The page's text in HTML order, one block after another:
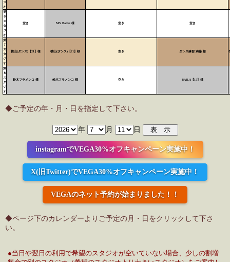
ジ
オ
第
６
ス
タ
ジ
オ
空き MY Ballet 様 空き 空き
第
７
ス
タ
ジ
オ
横山(ダンス)【21】様 横山(ダンス)【21】様 空き ダンス練習 満藤 様
第
８
ス
タ
ジ
オ
鈴木フラメンコ 様 鈴木フラメンコ 様 空き BAILA【15】様
◆ご予定の年・月・日を指定して下さい。
年 月 日
instagramでVEGA30%オフキャンペーン実施中！
X(旧Twitter)でVEGA30%オフキャンペーン実施中！
VEGAのネット予約が始まりました！！
◆ページ下のカレンダーよりご予定の月・日をクリックして下さ
い。
●当日や翌日の利用で希望のスタジオが空いていない場合、少しの割増